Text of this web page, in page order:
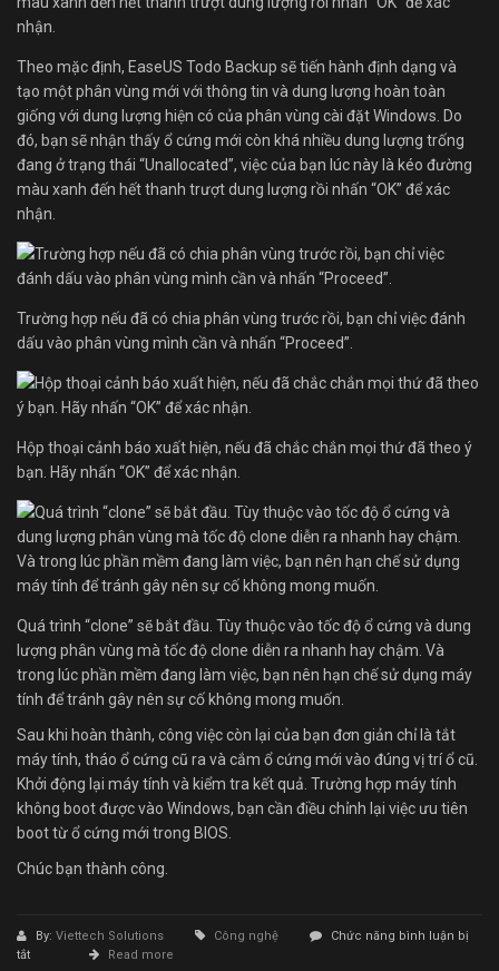
Theo mặc định, EaseUS Todo Backup sẽ tiến hành định dạng và
tạo một phân vùng mới với thông tin và dung lượng hoàn toàn
giống với dung lượng hiện có của phân vùng cài đặt Windows. Do
đó, bạn sẽ nhận thấy ổ cứng mới còn khá nhiều dung lượng trống
đang ở trạng thái “Unallocated”, việc của bạn lúc này là kéo đường
màu xanh đến hết thanh trượt dung lượng rồi nhấn “OK” để xác
nhận.
Trường hợp nếu đã có chia phân vùng trước rồi, bạn chỉ việc đánh
dấu vào phân vùng mình cần và nhấn “Proceed”.
Hộp thoại cảnh báo xuất hiện, nếu đã chắc chắn mọi thứ đã theo ý
bạn. Hãy nhấn “OK” để xác nhận.
Quá trình “clone” sẽ bắt đầu. Tùy thuộc vào tốc độ ổ cứng và dung
lượng phân vùng mà tốc độ clone diễn ra nhanh hay chậm. Và
trong lúc phần mềm đang làm việc, bạn nên hạn chế sử dụng máy
tính để tránh gây nên sự cố không mong muốn.
Sau khi hoàn thành, công việc còn lại của bạn đơn giản chỉ là tắt
máy tính, tháo ổ cứng cũ ra và cắm ổ cứng mới vào đúng vị trí ổ cũ.
Khởi động lại máy tính và kiểm tra kết quả. Trường hợp máy tính
không boot được vào Windows, bạn cần điều chỉnh lại việc ưu tiên
boot từ ổ cứng mới trong BIOS.
Chúc bạn thành công.
By: Viettech Solutions Công nghệ
Chức năng bình luận bị
tắtở
Read more